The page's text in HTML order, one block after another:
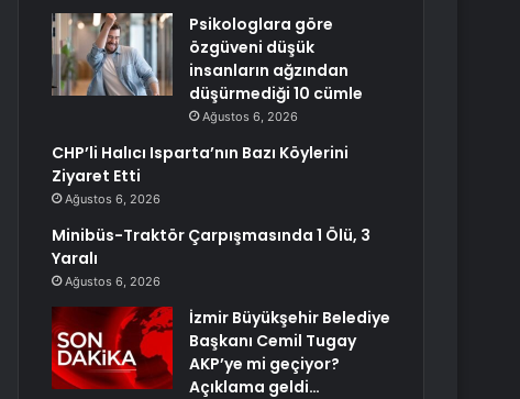
Psikologlara göre
özgüveni düşük
insanların ağzından
düşürmediği 10 cümle
Ağustos 6, 2026
CHP’li Halıcı Isparta’nın Bazı Köylerini
Ziyaret Etti
Ağustos 6, 2026
Minibüs-Traktör Çarpışmasında 1 Ölü, 3
Yaralı
Ağustos 6, 2026
İzmir Büyükşehir Belediye
Başkanı Cemil Tugay
AKP’ye mi geçiyor?
Açıklama geldi…